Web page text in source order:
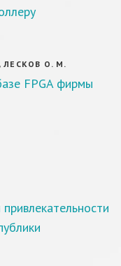
ЛЕСКОВ О. М.
FPGA фирмы